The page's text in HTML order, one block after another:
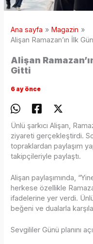
Ana sayfa
Magazin
Alişan Ramazan’ın İlk
Alişan
Gitti
6 ay önce
Ünlü şarkıcı Alişan,
ziyareti gerçekleştirdi.
topraklardan paylaşım
takipçileriyle paylaştı.
Alişan paylaşımında,
herkese özellikle
ifadelerine yer verdi. Ünlü
beğeni ve dualarla
Sevgililer Günü planını